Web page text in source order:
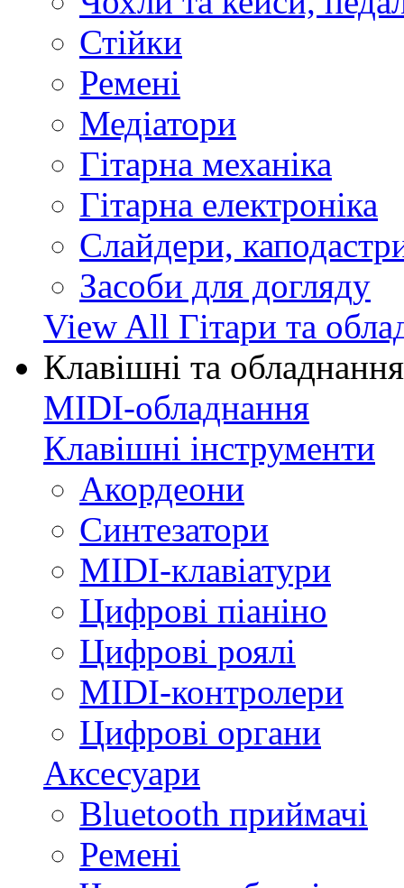
Стійки
Ремені
Медіатори
Гітарна механіка
Гітарна електроніка
Слайдери,
Засоби для догляду
View All Гітари та
Клавішні та обладнання
MIDI-обладнання
Клавішні інструменти
Акордеони
Синтезатори
MIDI-клавіатури
Цифрові піаніно
Цифрові роялі
MIDI-контролери
Цифрові органи
Аксесуари
Bluetooth приймачі
Ремені